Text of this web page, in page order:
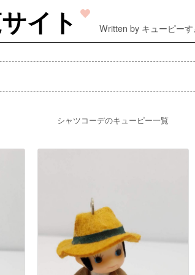
イト Written by キューピー
シャツコーデのキューピー一覧